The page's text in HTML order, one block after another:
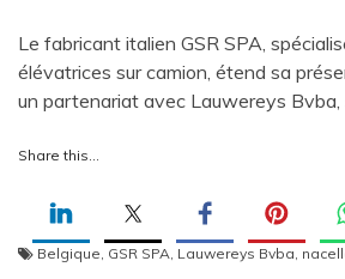
Le fabricant italien GSR SPA,
élévatrices sur camion, étend sa
un partenariat avec Lauwereys
Share this...
Belgique, GSR SPA, Lauwereys Bvba,